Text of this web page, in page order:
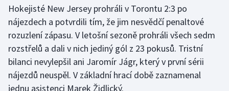
Hokejisté New Jersey prohráli v Torontu 2:3 po
nájezdech a potvrdili tím, že jim nesvědčí penaltové
rozuzlení zápasu. V letošní sezoně prohráli všech sedm
rozstřelů a dali v nich jediný gól z 23 pokusů. Tristní
bilanci nevylepšil ani Jaromír Jágr, který v první sérii
nájezdů neuspěl. V základní hrací době zaznamenal
jednu asistenci Marek Židlický.